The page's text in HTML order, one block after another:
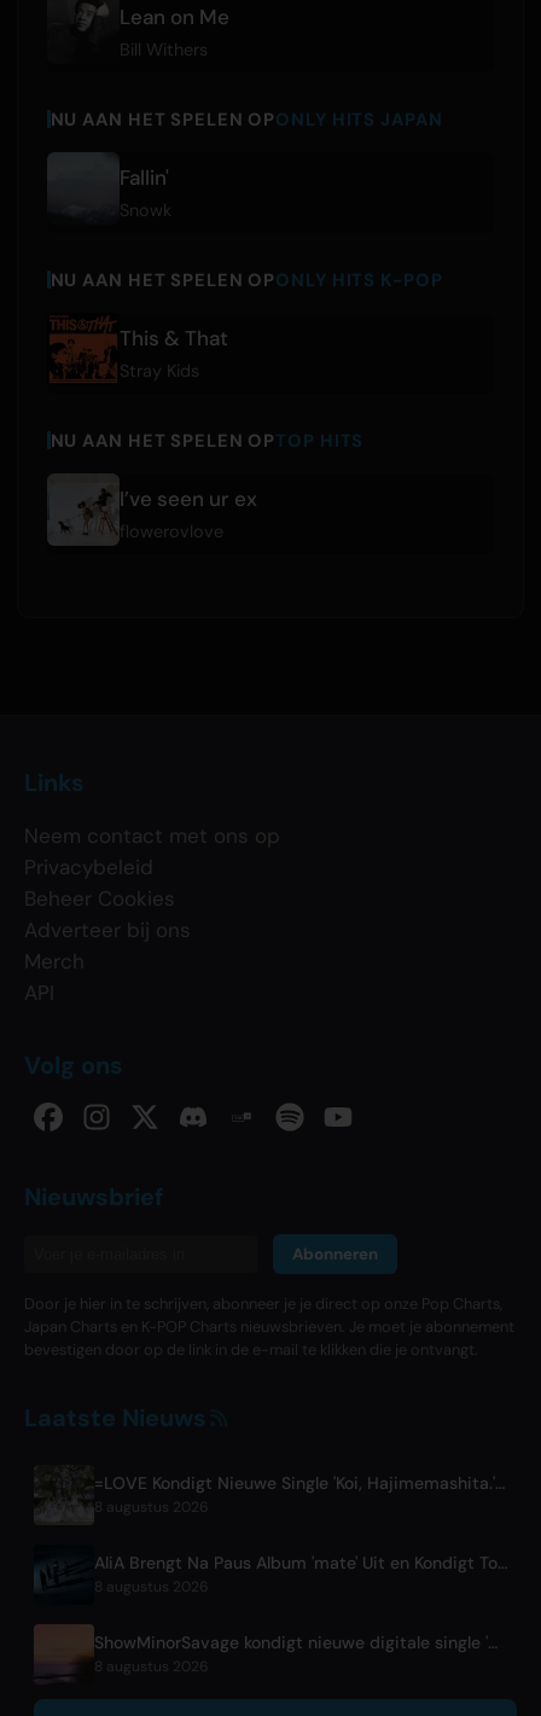
Lean on Me
Bill Withers
NU AAN HET SPELEN OPONLY HITS JAPAN
Fallin'
Snowk
NU AAN HET SPELEN OPONLY HITS K-POP
This & That
Stray Kids
NU AAN HET SPELEN OPTOP HITS
I’ve seen ur ex
flowerovlove
Links
Neem contact met ons op
Privacybeleid
Beheer Cookies
Adverteer bij ons
Merch
API
Volg ons
Nieuwsbrief
Abonneren
Door je hier in te schrijven, abonneer je je direct op onze Pop Charts,
Japan Charts en K-POP Charts nieuwsbrieven. Je moet je abonnement
bevestigen door op de link in de e-mail te klikken die je ontvangt.
Laatste Nieuws
=LOVE Kondigt Nieuwe Single 'Koi, Hajimemashita.' en Tokyo Dome Concerten Aan
8 augustus 2026
AliA Brengt Na Paus Album 'mate' Uit en Kondigt Tokyo Live Aan
8 augustus 2026
ShowMinorSavage kondigt nieuwe digitale single 'Gradation' aan
8 augustus 2026